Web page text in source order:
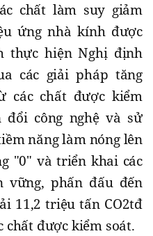
chất làm suy giảm
ứng nhà kính được
thực hiện Nghị định
các giải pháp tăng
các chất được kiểm
đổi công nghệ và sử
năng làm nóng lên
"0" và triển khai các
vững, phấn đấu đến
11,2 triệu tấn CO2tđ
được kiểm soát.